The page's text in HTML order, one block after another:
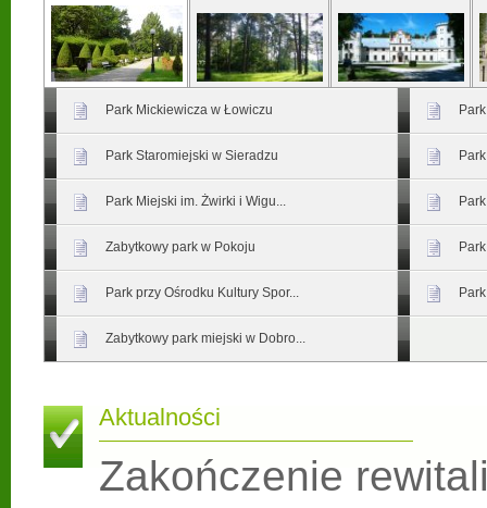
Park Mickiewicza w Łowiczu
Park Staromiejski w Sieradzu
Park Miejski im. Żwirki i Wigu...
Zabytkowy park w Pokoju
Park przy Ośrodku Kultury Spor...
Zabytkowy park miejski w Dobro...
Aktualności
Zakończenie